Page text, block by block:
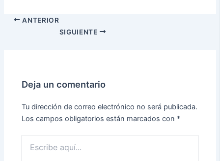
ANTERIOR
SIGUIENTE
Deja un comentario
Tu dirección de correo electrónico no será publicada.
Los campos obligatorios están marcados con *
aquí...